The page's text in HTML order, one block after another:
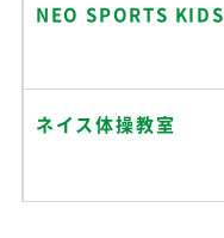
NEO SPORTS KIDS
ネイス体操教室